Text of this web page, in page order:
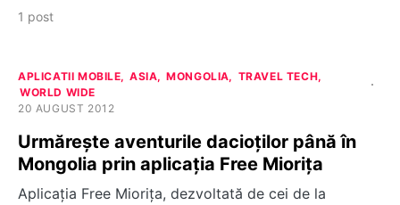
1 post
APLICATII MOBILE ASIA MONGOLIA
TRAVEL TECH
WORLD WIDE
20 AUGUST 2012
Urmărește aventurile dacioţilor până în
Mongolia prin aplicaţia Free Mioriţa
Aplicaţia Free Miorița, dezvoltată de cei de la